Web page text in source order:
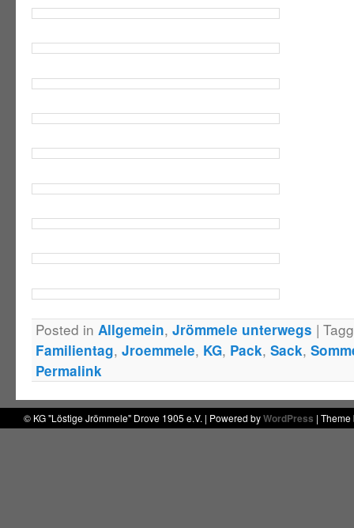
Posted in Allgemein, Jrömmele unterwegs |
Familientag, Jroemmele, KG, Pack, Sack,
Permalink
© KG "Löstige Jrömmele" Drove 1905 e.V. | Powered byWordPress |